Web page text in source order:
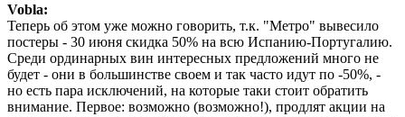
Vobla:
Теперь об этом уже можно говорить, т.к. "Метро" вывесило
постеры - 30 июня скидка 50% на всю Испанию-Португалию.
Среди ординарных вин интересных предложений много не
будет - они в большинстве своем и так часто идут по -50%, -
но есть пара исключений, на которые таки стоит обратить
внимание. Первое: возможно (возможно!), продлят акции на